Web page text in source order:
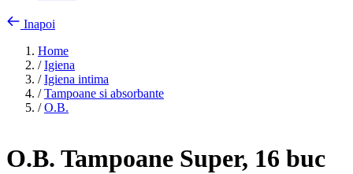
Inapoi
Home
/ Igiena
/ Igiena intima
/ Tampoane si absorbante
/ O.B.
O.B. Tampoane Super, 16 buc